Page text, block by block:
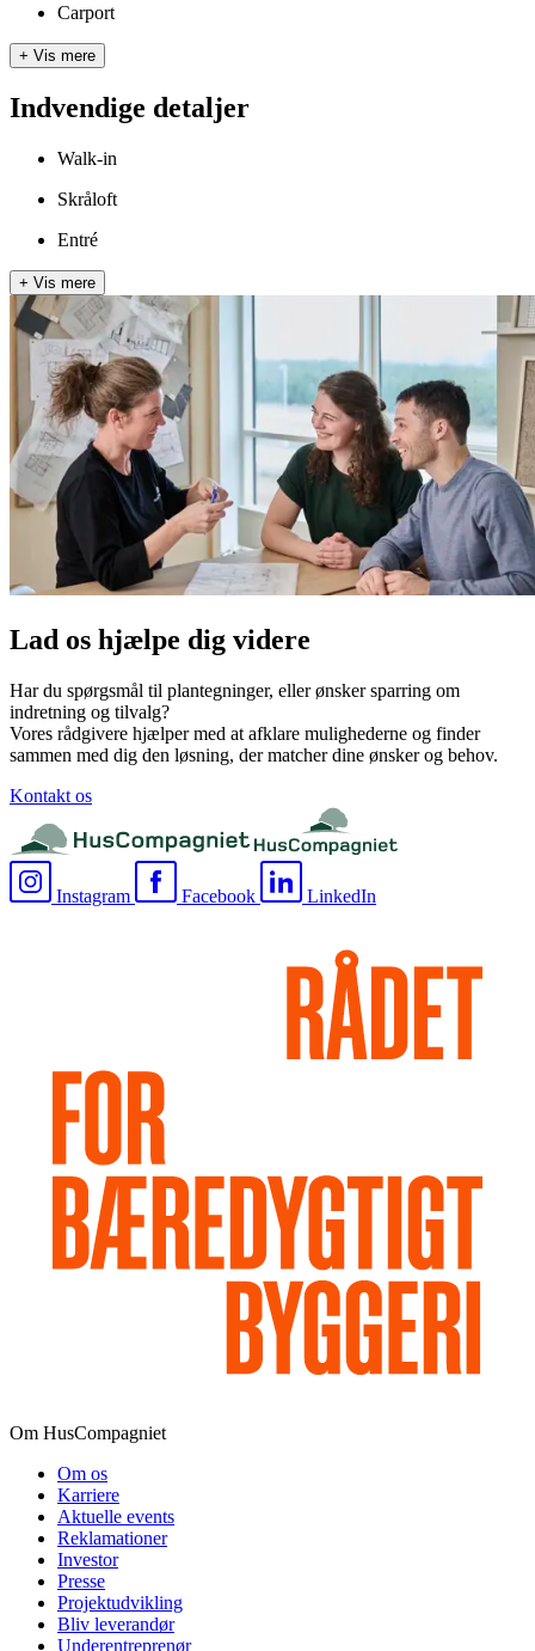
Carport
+ Vis mere
Indvendige detaljer
Walk-in
Skråloft
Entré
+ Vis mere
Lad os hjælpe dig videre
Har du spørgsmål til plantegninger, eller ønsker sparring om
indretning og tilvalg?
Vores rådgivere hjælper med at afklare mulighederne og finder
sammen med dig den løsning, der matcher dine ønsker og behov.
Kontakt os
Instagram Facebook LinkedIn
Om HusCompagniet
Om os
Karriere
Aktuelle events
Reklamationer
Investor
Presse
Projektudvikling
Bliv leverandør
Underentreprenør